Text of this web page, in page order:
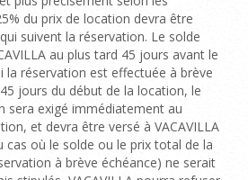
du prix de location devra être
suivent la réservation. Le solde
au plus tard 45 jours avant le
la réservation est effectuée à brève
jours du début de la location, le
sera exigé immédiatement au
et devra être versé à VACAVILLA
cas où le solde ou le prix total de la
à brève échéance) ne serait